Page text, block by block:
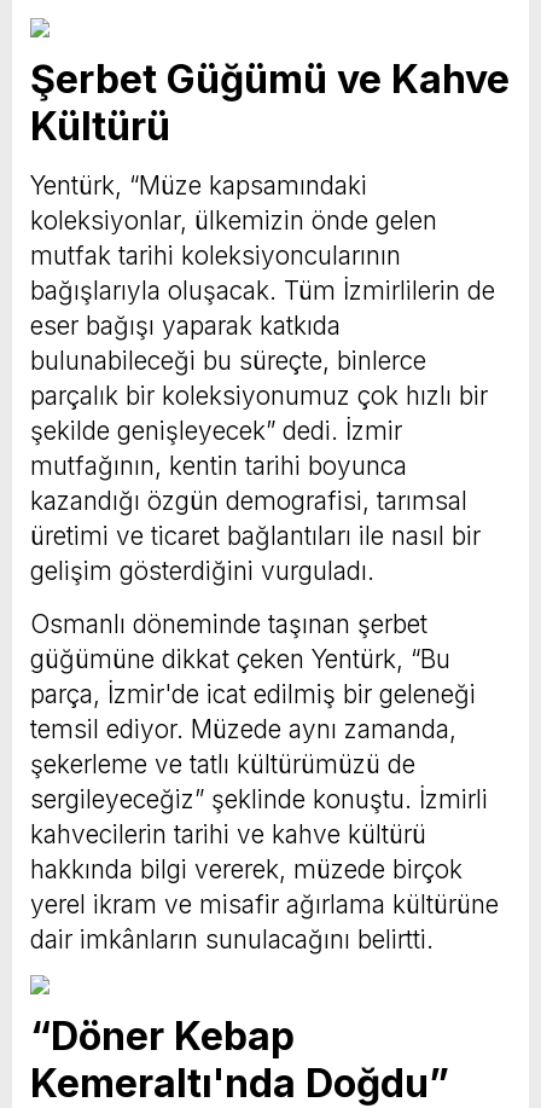
Şerbet Güğümü ve Kahve
Kültürü
Yentürk, “Müze kapsamındaki
koleksiyonlar, ülkemizin önde gelen
mutfak tarihi koleksiyoncularının
bağışlarıyla oluşacak. Tüm İzmirlilerin de
eser bağışı yaparak katkıda
bulunabileceği bu süreçte, binlerce
parçalık bir koleksiyonumuz çok hızlı bir
şekilde genişleyecek” dedi. İzmir
mutfağının, kentin tarihi boyunca
kazandığı özgün demografisi, tarımsal
üretimi ve ticaret bağlantıları ile nasıl bir
gelişim gösterdiğini vurguladı.
Osmanlı döneminde taşınan şerbet
güğümüne dikkat çeken Yentürk, “Bu
parça, İzmir'de icat edilmiş bir geleneği
temsil ediyor. Müzede aynı zamanda,
şekerleme ve tatlı kültürümüzü de
sergileyeceğiz” şeklinde konuştu. İzmirli
kahvecilerin tarihi ve kahve kültürü
hakkında bilgi vererek, müzede birçok
yerel ikram ve misafir ağırlama kültürüne
dair imkânların sunulacağını belirtti.
“Döner Kebap
Kemeraltı'nda Doğdu”